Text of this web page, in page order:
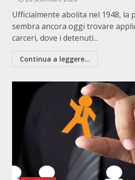
Ufficialmente abolita nel 1948, la
sembra ancora oggi trovare
carceri, dove i detenuti...
Continua a leggere...